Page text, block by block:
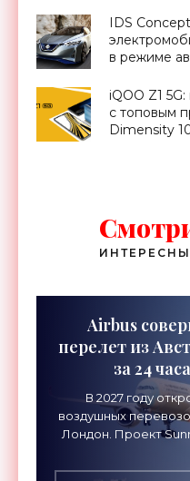
IDS
в режиме
iQOO Z1
с топовым
Dimensity
Airbus
перелет из
за 24
В 2027 году
воздушных
Лондон. Проект